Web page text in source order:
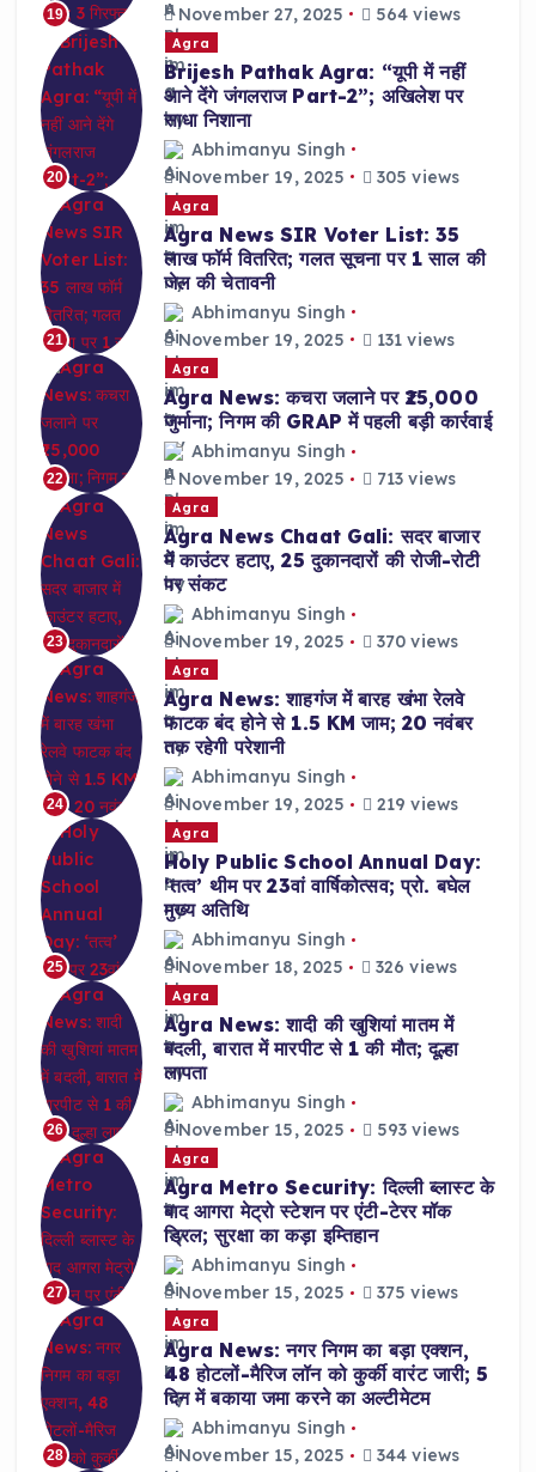
19 November 27, 2025 564 views
20
Agra
Brijesh Pathak Agra: “यूपी में नहीं
आने देंगे जंगलराज Part-2”; अखिलेश पर
साधा निशाना
Abhimanyu Singh
November 19, 2025
305 views
21
Agra
Agra News SIR Voter List: 35
लाख फॉर्म वितरित; गलत सूचना पर 1 साल की
जेल की चेतावनी
Abhimanyu Singh
November 19, 2025
131 views
22
Agra
Agra News: कचरा जलाने पर ₹25,000
जुर्माना; निगम की GRAP में पहली बड़ी कार्रवाई
Abhimanyu Singh
November 19, 2025
713 views
23
Agra
Agra News Chaat Gali: सदर बाजार
में काउंटर हटाए, 25 दुकानदारों की रोजी-रोटी
पर संकट
Abhimanyu Singh
November 19, 2025
370 views
24
Agra
Agra News: शाहगंज में बारह खंभा रेलवे
फाटक बंद होने से 1.5 KM जाम; 20 नवंबर
तक रहेगी परेशानी
Abhimanyu Singh
November 19, 2025
219 views
25
Agra
Holy Public School Annual Day:
‘तत्व’ थीम पर 23वां वार्षिकोत्सव; प्रो. बघेल
मुख्य अतिथि
Abhimanyu Singh
November 18, 2025
326 views
26
Agra
Agra News: शादी की खुशियां मातम में
बदली, बारात में मारपीट से 1 की मौत; दूल्हा
लापता
Abhimanyu Singh
November 15, 2025
593 views
27
Agra
Agra Metro Security: दिल्ली ब्लास्ट के
बाद आगरा मेट्रो स्टेशन पर एंटी-टेरर मॉक
ड्रिल; सुरक्षा का कड़ा इम्तिहान
Abhimanyu Singh
November 15, 2025
375 views
28
Agra
Agra News: नगर निगम का बड़ा एक्शन,
48 होटलों-मैरिज लॉन को कुर्की वारंट जारी; 5
दिन में बकाया जमा करने का अल्टीमेटम
Abhimanyu Singh
November 15, 2025
344 views